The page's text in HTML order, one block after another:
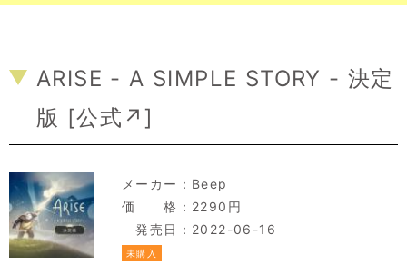
ARISE - A SIMPLE STORY - 決定
版 [公式↗]
メーカー： Beep
価 格：2290円
発売日：2022-06-16
未購入